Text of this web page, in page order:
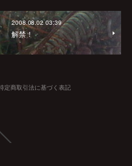
2008.08.02 03:39
解禁！
定商取引法に基づく表記